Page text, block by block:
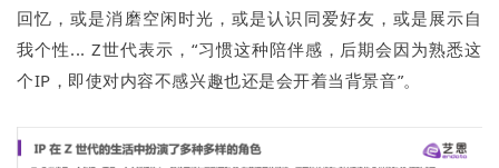
回忆，或是消磨空闲时光，或是认识同爱好友，或是展示自
我个性... Z世代表示，“习惯这种陪伴感，后期会因为熟悉这
个IP，即使对内容不感兴趣也还是会开着当背景音”。